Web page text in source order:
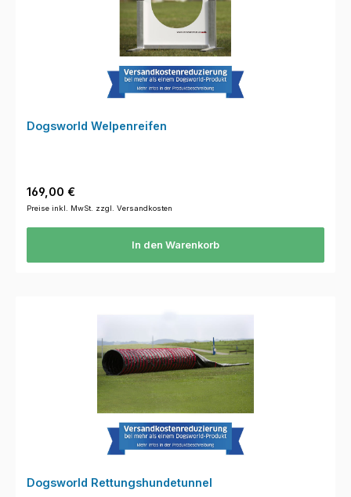
Dogsworld Welpenreifen
Regulärer Preis:
169,00 €
Preise inkl. MwSt. zzgl. Versandkosten
In den Warenkorb
Dogsworld Rettungshundetunnel